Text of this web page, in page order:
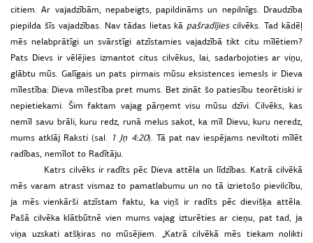
citiem. Ar vajadzībām, nepabeigts, papildināms un nepilnīgs. Draudzība
piepilda šīs vajadzības. Nav tādas lietas kā pašradījies cilvēks. Tad kādēļ
mēs nelabprātīgi un svārstīgi atzīstamies vajadzībā tikt citu mīlētiem?
Pats Dievs ir vēlējies izmantot citus cilvēkus, lai, sadarbojoties ar viņu,
glābtu mūs. Galīgais un pats pirmais mūsu eksistences iemesls ir Dieva
mīlestība: Dieva mīlestība pret mums. Bet zināt šo patiesību teorētiski ir
nepietiekami. Šim faktam vajag pārņemt visu mūsu dzīvi. Cilvēks, kas
nemīl savu brāli, kuru redz, runā melus sakot, ka mīl Dievu, kuru neredz,
mums atklāj Raksti (sal. 1 Jņ 4:20). Tā pat nav iespējams neviltoti mīlēt
radības, nemīlot to Radītāju.
Katrs cilvēks ir radīts pēc Dieva attēla un līdzības. Katrā cilvēkā
mēs varam atrast vismaz to pamatlabumu un no tā izrietošo pievilcību,
ja mēs vienkārši atzīstam faktu, ka viņš ir radīts pēc dievišķa attēla.
Pašā cilvēka klātbūtnē vien mums vajag izturēties ar cieņu, pat tad, ja
viņa uzskati atšķiras no mūsējiem. „Katrā cilvēkā mēs tiekam nolikti